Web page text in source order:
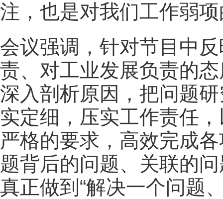
注，也是对我们工作弱
会议强调，针对节目中
责、对工业发展负责的
深入剖析原因，把问题
实定细，压实工作责任
严格的要求，高效完成
题背后的问题、关联的
真正做到“解决一个问题